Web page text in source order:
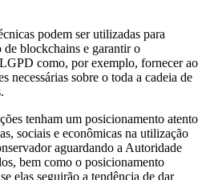
podem ser utilizadas para
blockchains e garantir o
como, por exemplo, fornecer ao
necessárias sobre o toda a cadeia de
tenham um posicionamento atento
sociais e econômicas na utilização
aguardando a Autoridade
bem como o posicionamento
elas seguirão a tendência de dar